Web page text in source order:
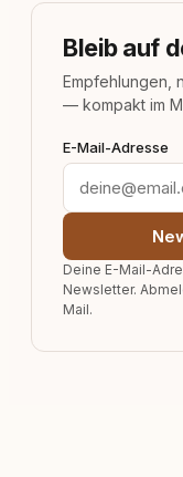
Bleib auf
Empfehlungen,
— kompakt im
E-Mail-Adresse
Deine E-Mail-
Newsletter.
Mail.